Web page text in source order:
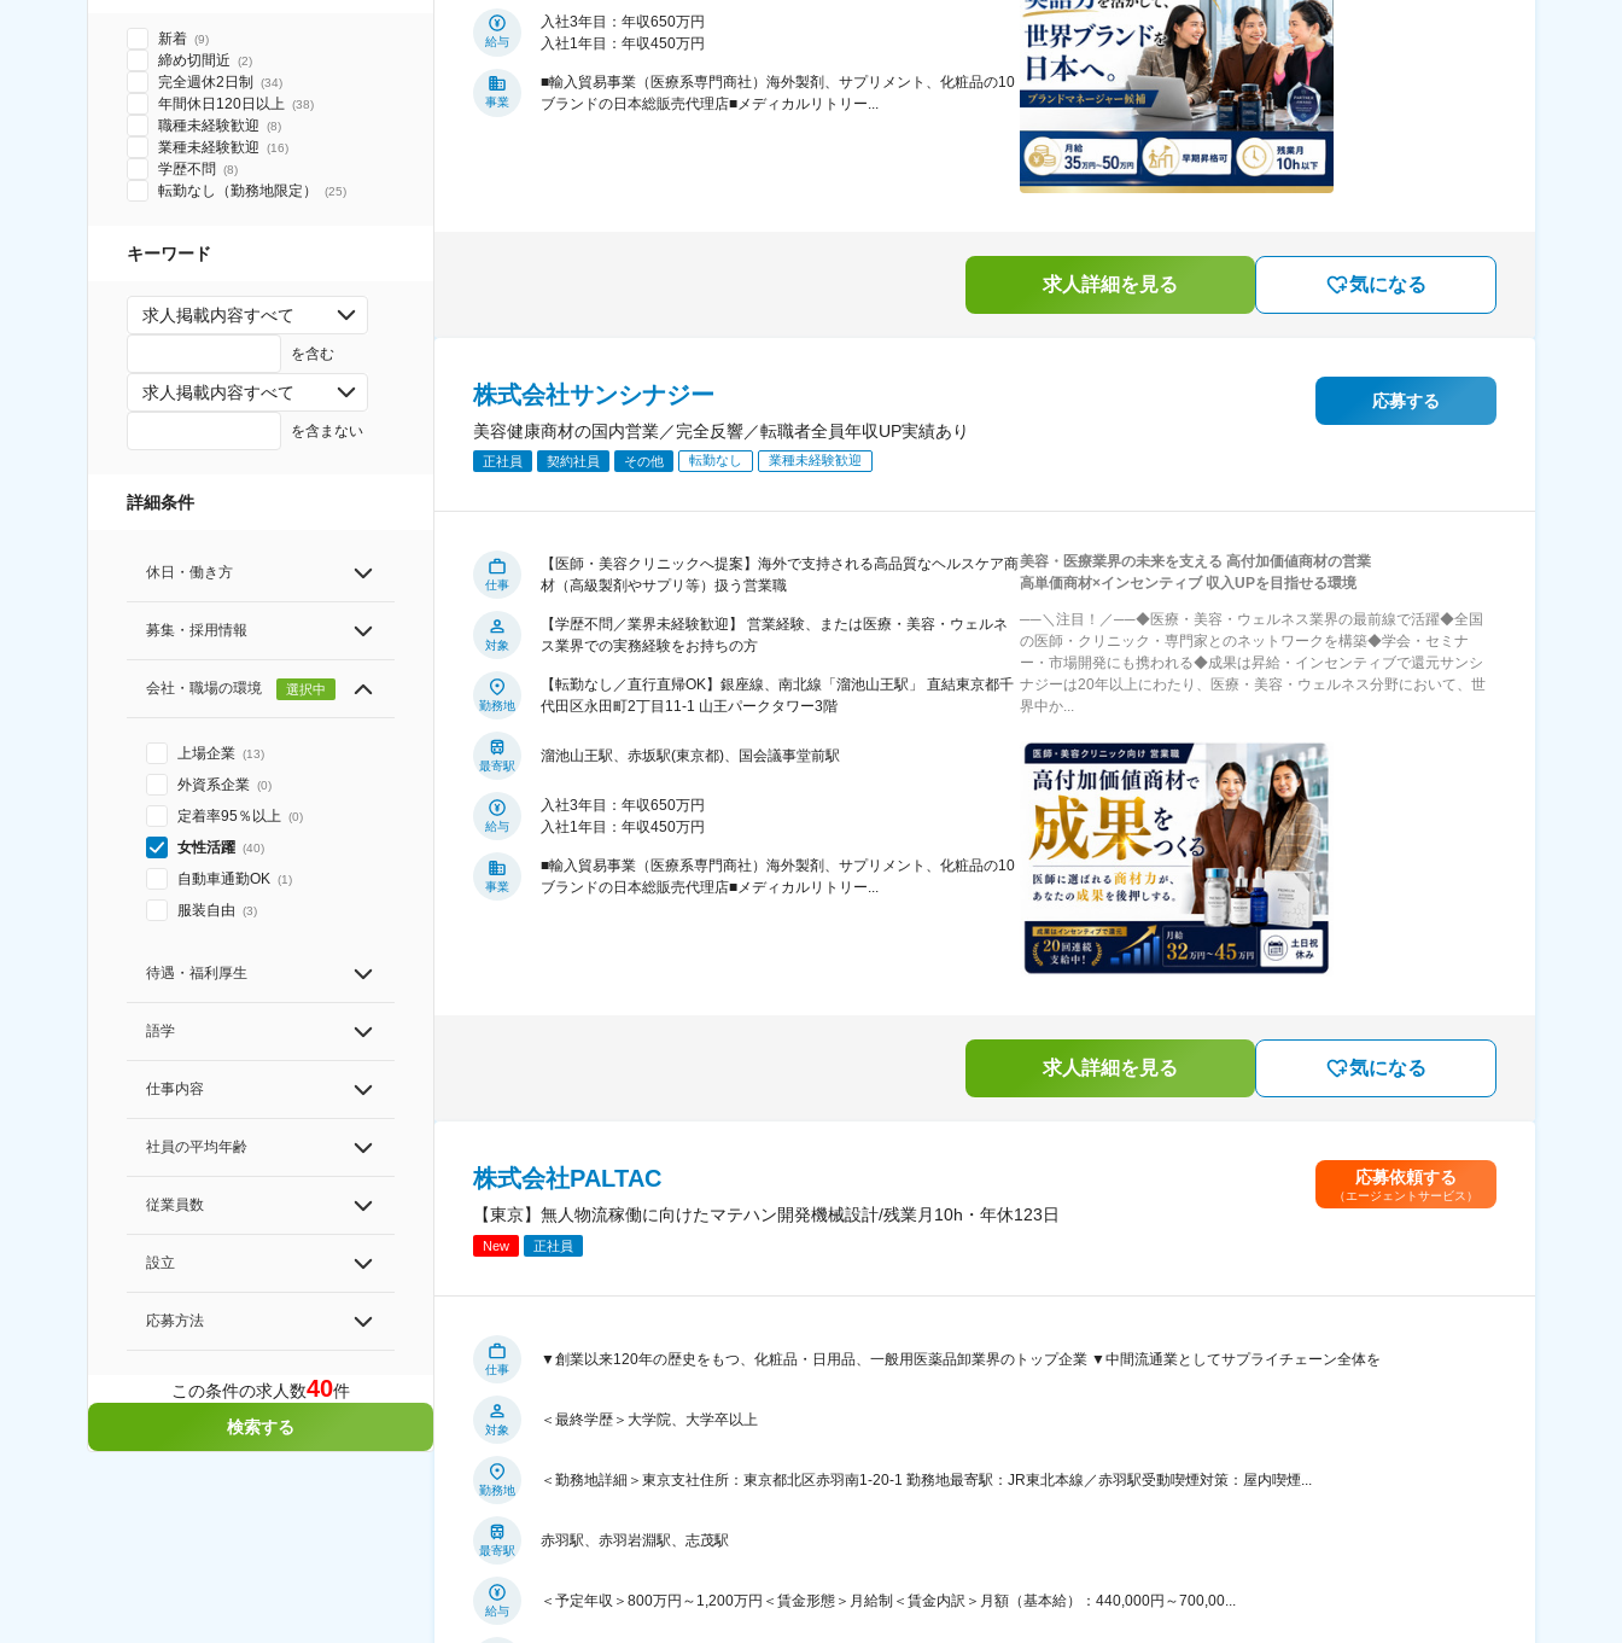
新着 (9)
締め切間近 (2)
完全週休2日制 (34)
年間休日120日以上 (38)
職種未経験歓迎 (8)
業種未経験歓迎 (16)
学歴不問 (8)
転勤なし（勤務地限定） (25)
キーワード
求人掲載内容すべて
を含む
求人掲載内容すべて
を含まない
詳細条件
休日・働き方
募集・採用情報
会社・職場の環境 選択中
上場企業 (13)
外資系企業 (0)
定着率95％以上 (0)
女性活躍 (40)
自動車通勤OK (1)
服装自由 (3)
待遇・福利厚生
語学
仕事内容
社員の平均年齢
従業員数
設立
応募方法
この条件の求人数40件
検索する
給与
入社3年目：年収650万円
入社1年目：年収450万円
事業
■輸入貿易事業（医療系専門商社）海外製剤、サプリメント、化粧品の10
ブランドの日本総販売代理店■メディカルリトリー...
求人詳細を見る 気になる
株式会社サンシナジー
美容健康商材の国内営業／完全反響／転職者全員年収UP実績あり
正社員 契約社員 その他 転勤なし 業種未経験歓迎
応募する
仕事
【医師・美容クリニックへ提案】海外で支持される高品質なヘルスケア商
材（高級製剤やサプリ等）扱う営業職
対象
【学歴不問／業界未経験歓迎】 営業経験、または医療・美容・ウェルネ
ス業界での実務経験をお持ちの方
勤務地
【転勤なし／直行直帰OK】銀座線、南北線「溜池山王駅」 直結東京都千
代田区永田町2丁目11-1 山王パークタワー3階
最寄駅
溜池山王駅、赤坂駅(東京都)、国会議事堂前駅
給与
入社3年目：年収650万円
入社1年目：年収450万円
事業
■輸入貿易事業（医療系専門商社）海外製剤、サプリメント、化粧品の10
ブランドの日本総販売代理店■メディカルリトリー...
美容・医療業界の未来を支える 高付加価値商材の営業
高単価商材×インセンティブ 収入UPを目指せる環境
──＼注目！／──◆医療・美容・ウェルネス業界の最前線で活躍◆全国
の医師・クリニック・専門家とのネットワークを構築◆学会・セミナ
ー・市場開発にも携われる◆成果は昇給・インセンティブで還元サンシ
ナジーは20年以上にわたり、医療・美容・ウェルネス分野において、世
界中か...
求人詳細を見る 気になる
株式会社PALTAC
【東京】無人物流稼働に向けたマテハン開発機械設計/残業月10h・年休123日
New 正社員
応募依頼する
（エージェントサービス）
仕事
▼創業以来120年の歴史をもつ、化粧品・日用品、一般用医薬品卸業界のトップ企業 ▼中間流通業としてサプライチェーン全体を
対象
＜最終学歴＞大学院、大学卒以上
勤務地
＜勤務地詳細＞東京支社住所：東京都北区赤羽南1-20-1 勤務地最寄駅：JR東北本線／赤羽駅受動喫煙対策：屋内喫煙...
最寄駅
赤羽駅、赤羽岩淵駅、志茂駅
給与
＜予定年収＞800万円～1,200万円＜賃金形態＞月給制＜賃金内訳＞月額（基本給）：440,000円～700,00...